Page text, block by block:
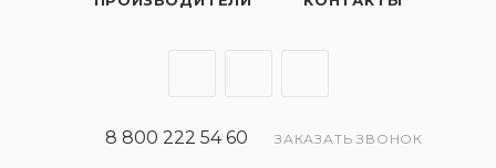
8 800 222 54 60 ЗАКАЗАТЬ ЗВОНОК